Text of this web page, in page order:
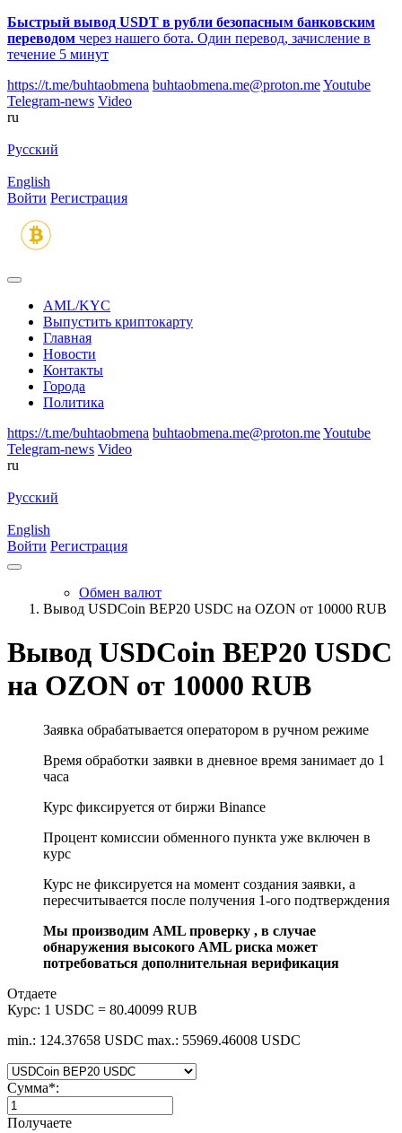
Быстрый вывод USDT в рубли безопасным банковским
переводом через нашего бота. Один перевод, зачисление в
течение 5 минут
https://t.me/buhtaobmena buhtaobmena.me@proton.meYoutube
Telegram-news Video
ru
Русский
English
Войти Регистрация
AML/KYC
Выпустить криптокарту
Главная
Новости
Контакты
Города
Политика
https://t.me/buhtaobmena buhtaobmena.me@proton.meYoutube
Telegram-news Video
ru
Русский
English
Войти Регистрация
Обмен валют
Вывод USDCoin BEP20 USDC на OZON от 10000 RUB
Вывод USDCoin BEP20 USDC
на OZON от 10000 RUB
Заявка обрабатывается оператором в ручном режиме
Время обработки заявки в дневное время занимает до 1
часа
Курс фиксируется от биржи Binance
Процент комиссии обменного пункта уже включен в
курс
Курс не фиксируется на момент создания заявки, а
пересчитывается после получения 1-ого подтверждения
Мы производим AML проверку , в случае
обнаружения высокого AML риска может
потребоваться дополнительная верификация
Отдаете
Курс: 1 USDC = 80.40099 RUB
min.: 124.37658 USDC max.: 55969.46008 USDC
Сумма*:
Получаете